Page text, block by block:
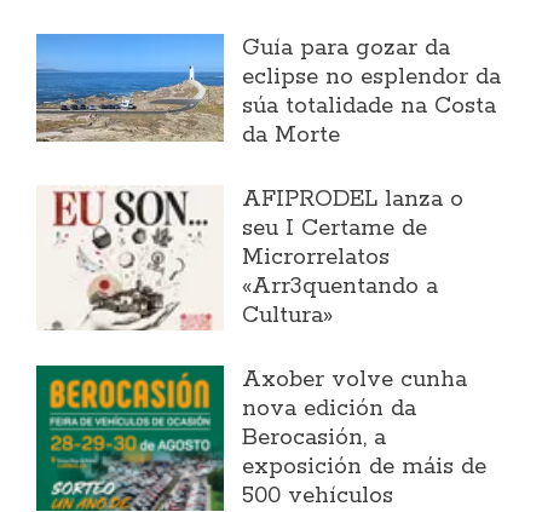
Guía para gozar da
eclipse no esplendor da
súa totalidade na Costa
da Morte
AFIPRODEL lanza o
seu I Certame de
Microrrelatos
«Arr3quentando a
Cultura»
Axober volve cunha
nova edición da
Berocasión, a
exposición de máis de
500 vehículos